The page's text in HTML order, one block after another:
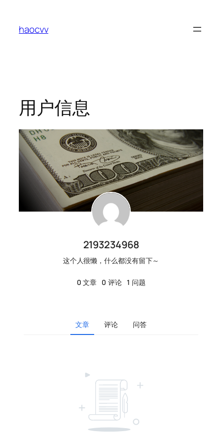
haocvv
用户信息
2193234968
这个人很懒，什么都没有留下～
0 文章 0 评论 1 问题
文章 评论 问答